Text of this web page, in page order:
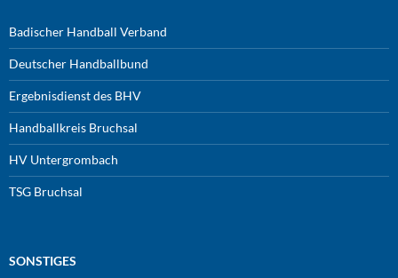
Badischer Handball Verband
Deutscher Handballbund
Ergebnisdienst des BHV
Handballkreis Bruchsal
HV Untergrombach
TSG Bruchsal
SONSTIGES